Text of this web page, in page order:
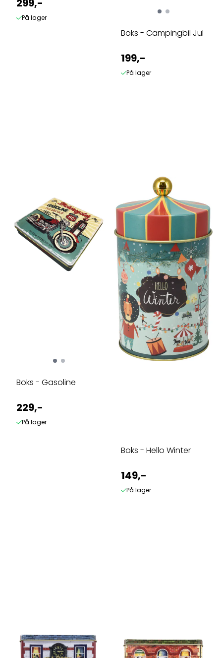
299,-
På lager
Boks - Campingbil Jul
199,-
På lager
Boks - Gasoline
229,-
På lager
Boks - Hello Winter
149,-
På lager